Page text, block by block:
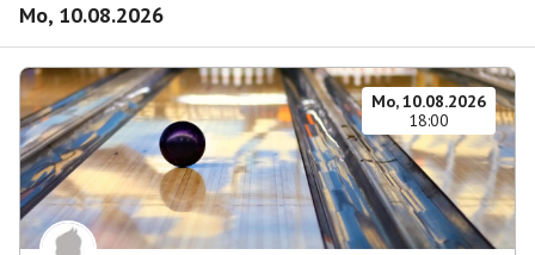
Mo, 10.08.2026
Mo, 10.08.2026
18:00